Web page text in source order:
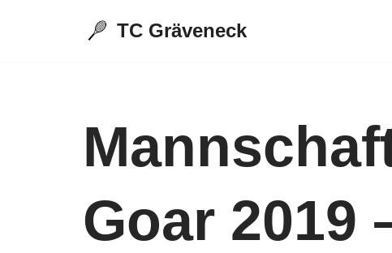
TC Gräveneck
Goar 2019